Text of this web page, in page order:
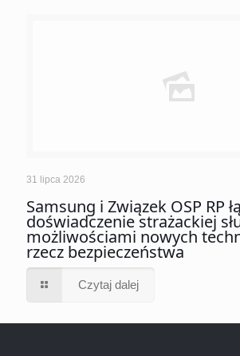
31 lipca 2026
Samsung i Związek OSP RP
doświadczenie strażackiej
możliwościami nowych
rzecz bezpieczeństwa
Czytaj dalej